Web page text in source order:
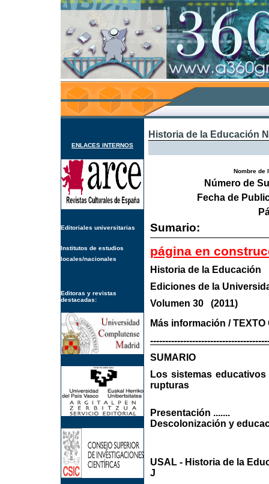
ENLACES INTERNOS
Editoriales universitarias
Institutos de estudios
locales/nacionales
Editoras y revistas
destacadas:
Historia de la Educación
Nombre de
Número de
Fecha de
Sumario:
página en
Historia de la Educación
Ediciones de la
Volumen 30
Más información /
SUMARIO
Los sistemas
rupturas
Presentación .......
Descolonización y
USAL - Historia de la
J